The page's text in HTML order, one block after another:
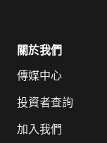
關於我們
傳媒中心
投資者查詢
加入我們